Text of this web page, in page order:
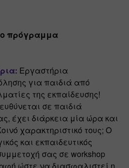
πρόγραμμα
Εργαστήρια
για παιδιά από
της εκπαίδευσης!
σε παιδιά
έχει διάρκεια μία ώρα και
χαρακτηριστικό τους; Ο
και εκπαιδευτικός
σας σε workshop